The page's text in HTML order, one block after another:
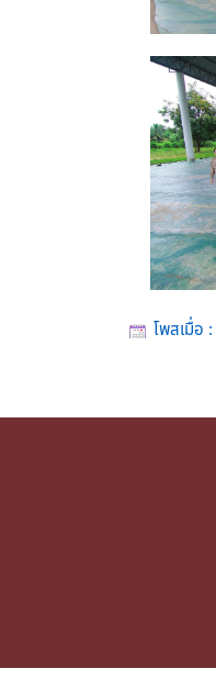
โพสเมื่อ :